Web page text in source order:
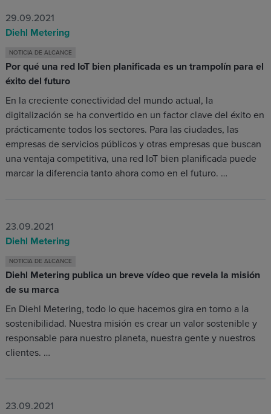
29.09.2021
Diehl Metering
NOTICIA DE ALCANCE
Por qué una red IoT bien planificada es un trampolín para el
éxito del futuro
En la creciente conectividad del mundo actual, la
digitalización se ha convertido en un factor clave del éxito en
prácticamente todos los sectores. Para las ciudades, las
empresas de servicios públicos y otras empresas que buscan
una ventaja competitiva, una red IoT bien planificada puede
marcar la diferencia tanto ahora como en el futuro. …
23.09.2021
Diehl Metering
NOTICIA DE ALCANCE
Diehl Metering publica un breve vídeo que revela la misión
de su marca
En Diehl Metering, todo lo que hacemos gira en torno a la
sostenibilidad. Nuestra misión es crear un valor sostenible y
responsable para nuestro planeta, nuestra gente y nuestros
clientes. …
23.09.2021